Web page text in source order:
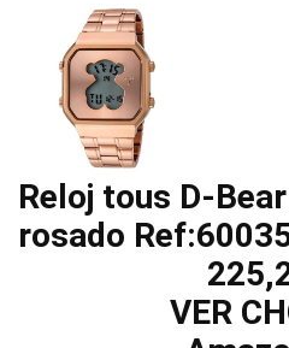
Reloj tous D-
rosado
VER